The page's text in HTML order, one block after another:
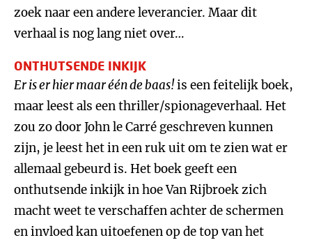
zoek naar een andere leverancier. Maar dit
verhaal is nog lang niet over…
ONTHUTSENDE INKIJK
Er is er hier maar één de baas!is een feitelijk boek,
maar leest als een thriller/spionageverhaal. Het
zou zo door John le Carré geschreven kunnen
zijn, je leest het in een ruk uit om te zien wat er
allemaal gebeurd is. Het boek geeft een
onthutsende inkijk in hoe Van Rijbroek zich
macht weet te verschaffen achter de schermen
en invloed kan uitoefenen op de top van het